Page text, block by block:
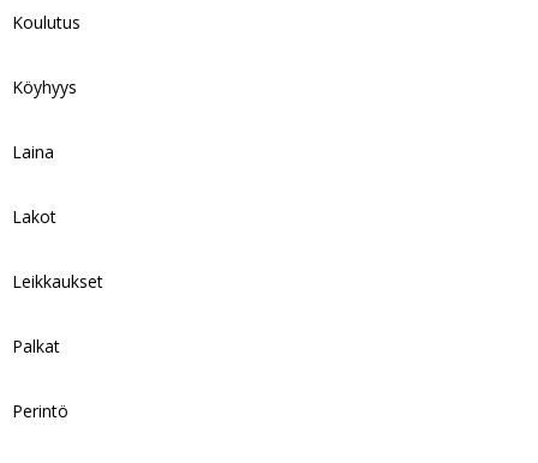
Koulutus
Köyhyys
Laina
Lakot
Leikkaukset
Palkat
Perintö